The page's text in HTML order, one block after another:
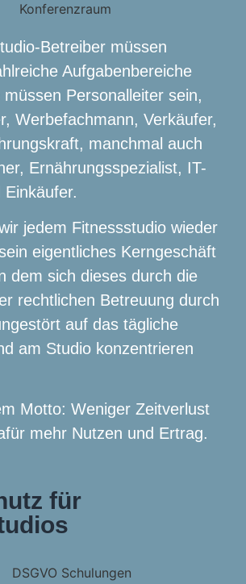
Betreiber müssen
Aufgabenbereiche
Personalleiter sein,
Werbefachmann, Verkäufer,
manchmal auch
Ernährungsspezialist, IT-
Einkäufer.
jedem Fitnessstudio wieder
eigentliches Kerngeschäft
dem sich dieses durch die
rechtlichen Betreuung durch
auf das tägliche
am Studio konzentrieren
Motto: Weniger Zeitverlust
mehr Nutzen und Ertrag.
für